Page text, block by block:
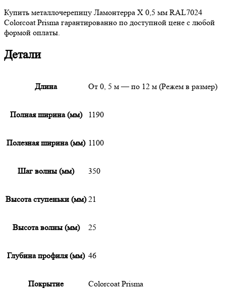
Купить металлочерепицу Ламонтерра X 0,5 мм RAL7024
Colorcoat Prisma гарантированно по доступной цене с любой
формой оплаты.
Детали
Длина От 0, 5 м — по 12 м (Режем в размер)
Полная ширина (мм) 1190
Полезная ширина (мм) 1100
Шаг волны (мм) 350
Высота ступеньки (мм) 21
Высота волны (мм) 25
Глубина профиля (мм) 46
Покрытие Colorcoat Prisma